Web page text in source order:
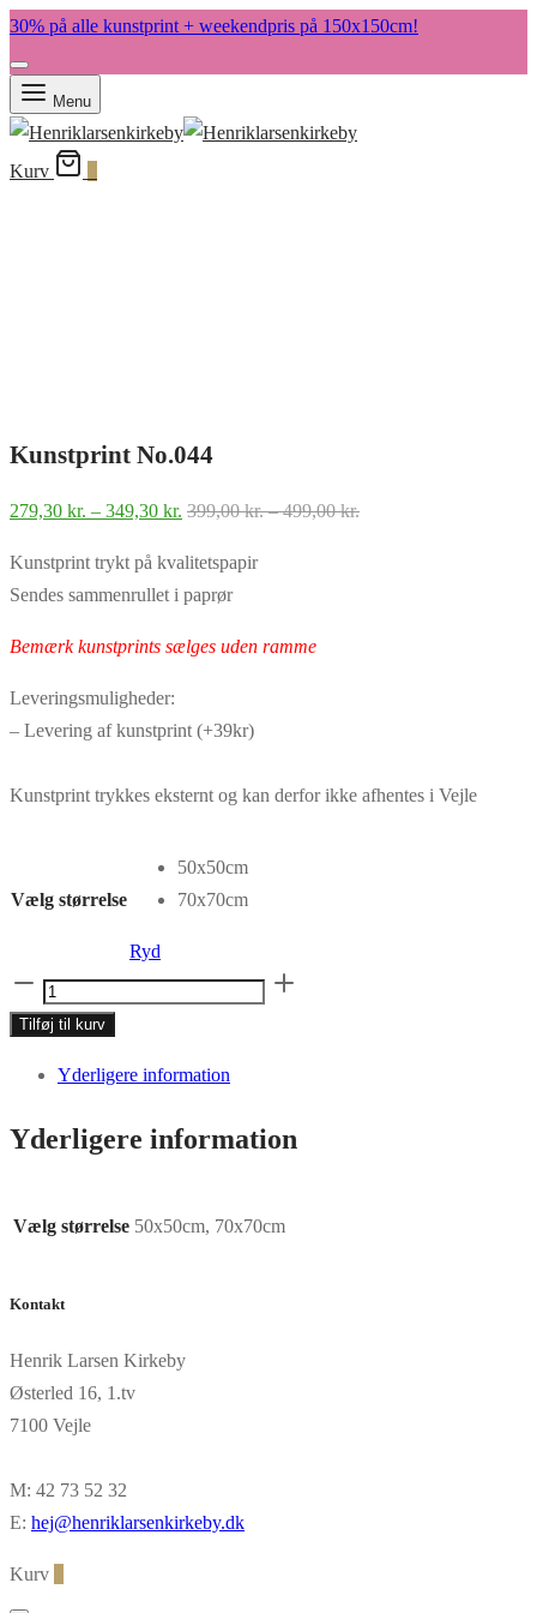
30% på alle kunstprint + weekendpris på 150x150cm!
Menu
Kurv
Kunstprint No.044
279,30 kr. – 349,30 kr. Prisinterval:
til
349,30 kr.
399,00kr. – 499,00kr.Prisinterval:
Kunstprint trykt på kvalitetspapir
Sendes sammenrullet i paprør
Bemærk kunstprints sælges uden ramme
Leveringsmuligheder:
– Levering af kunstprint (+39kr)
Kunstprint trykkes eksternt og kan derfor ikke afhentes i Vejle
Vælg størrelse
50x50cm
70x70cm
Ryd
Kunstprint
No.044
Tilføj til kurv
Yderligere information
Yderligere information
Vælg størrelse 50x50cm, 70x70cm
Kontakt
Henrik Larsen Kirkeby
Østerled 16, 1.tv
7100 Vejle
M: 42 73 52 32
E: hej@henriklarsenkirkeby.dk
Kurv